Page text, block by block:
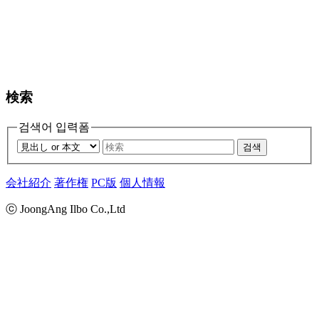
検索
검색어 입력폼
검색
会社紹介 著作権 PC版 個人情報
ⓒ JoongAng Ilbo Co.,Ltd